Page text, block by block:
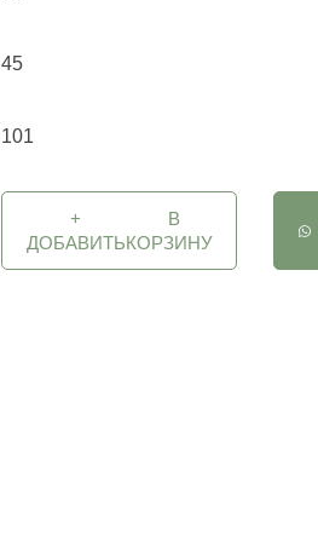
45
101
+
ДОБАВИТЬ
В
КОРЗИНУ